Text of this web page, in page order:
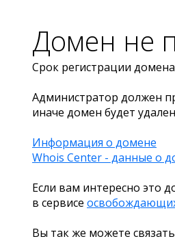
Домен не
Срок регистрации домена
Администратор должен
иначе домен будет
Информация о домене
Whois Center - данные о
Если вам интересно это
в сервисе
Вы так же можете